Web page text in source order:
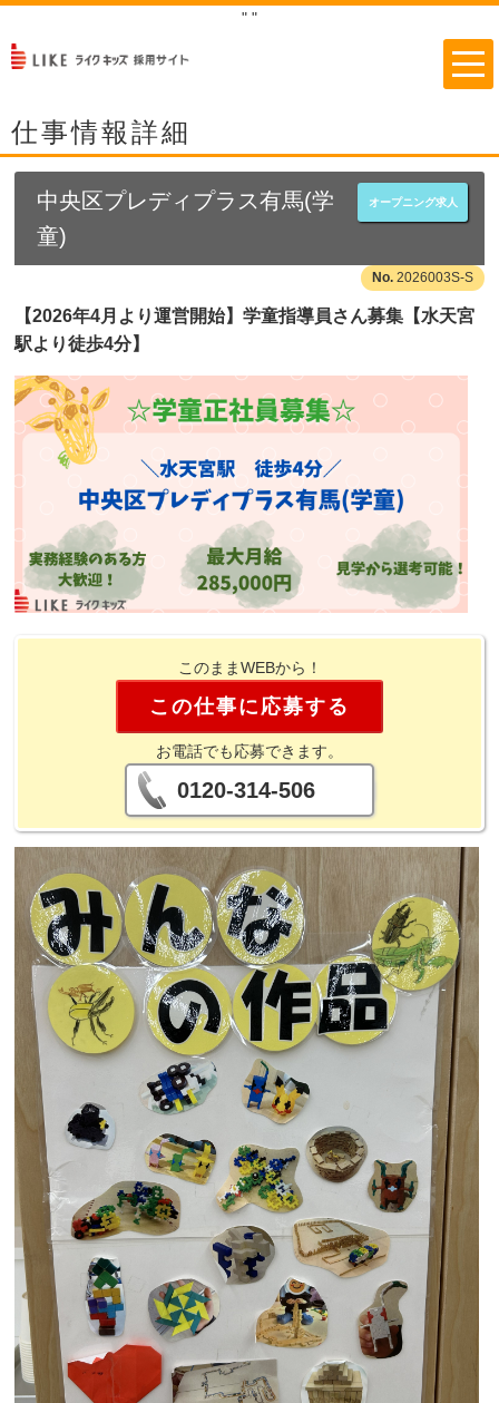
" "
仕事情報詳細
オープニング求人
中央区プレディプラス有馬(学
童)
2026003S-S
【2026年4月より運営開始】学童指導員さん募集【水天宮
駅より徒歩4分】
このままWEBから！
この仕事に応募する
お電話でも応募できます。
0120-314-506